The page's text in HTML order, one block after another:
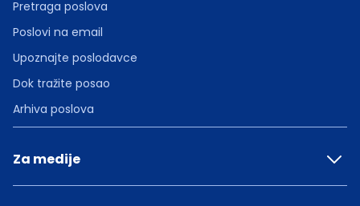
Pretraga poslova
Poslovi na email
Upoznajte poslodavce
Dok tražite posao
Arhiva poslova
Za medije